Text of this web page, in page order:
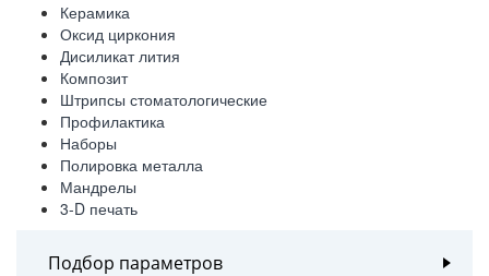
Керамика
Оксид циркония
Дисиликат лития
Композит
Штрипсы стоматологические
Профилактика
Наборы
Полировка металла
Мандрелы
3-D печать
Подбор параметров